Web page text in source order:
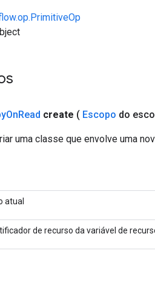
OnRead create ( Escopo do
uma classe que envolve uma
atual
de recurso da variável de